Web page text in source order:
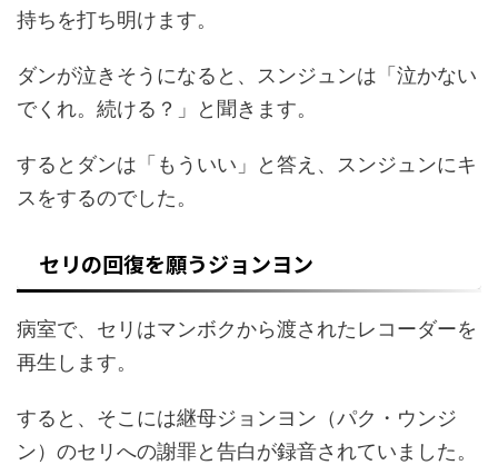
持ちを打ち明けます。
ダンが泣きそうになると、スンジュンは「泣かない
でくれ。続ける？」と聞きます。
するとダンは「もういい」と答え、スンジュンにキ
スをするのでした。
セリの回復を願うジョンヨン
病室で、セリはマンボクから渡されたレコーダーを
再生します。
すると、そこには継母ジョンヨン（パク・ウンジ
ン）のセリへの謝罪と告白が録音されていました。